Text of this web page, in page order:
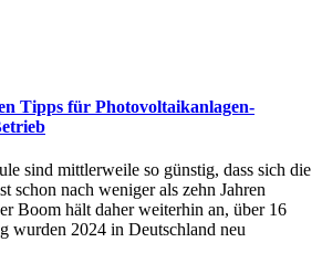
Tipps für Photovoltaikanlagen-
sind mittlerweile so günstig, dass sich die
schon nach weniger als zehn Jahren
Boom hält daher weiterhin an, über 16
wurden 2024 in Deutschland neu